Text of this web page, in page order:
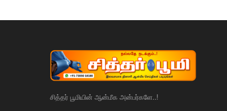
சித்தர் பூமியின் ஆன்மீக அன்பர்களே..!